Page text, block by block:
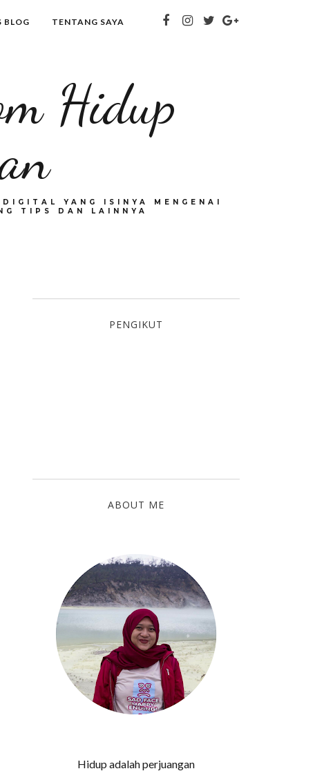
BLOG TENTANG SAYA
Hidup
YANG ISINYA MENGENAI
TIPS DAN LAINNYA
PENGIKUT
ABOUT ME
Hidup adalah perjuangan